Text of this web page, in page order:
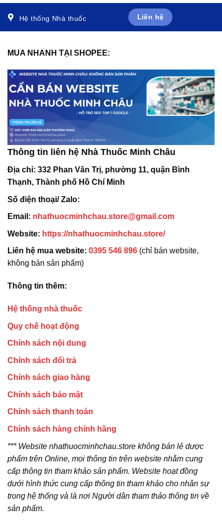
Hệ thống Nhà thuốc Liên hệ
MUA NHANH TẠI SHOPEE:
Thông tin liên hệ Nhà Thuốc Minh Châu
Địa chỉ: 332 Phan Văn Trị, phường 11, quận Bình
Thạnh, Thành phố Hồ Chí Minh
Số điện thoại/ Zalo:
Email: nhathuocminhchau.store@gmail.com
Website: https://nhathuocminhchau.store/
Liên hệ mua website: 0395 546 896 (chỉ bán website,
không bán sản phẩm)
Thông tin thêm:
Hệ thống nhà thuốc
Quy chế hoạt động
Chính sách nội dung
Chính sách đổi trả
Chính sách giao hàng
Chính sách bảo mật
Chính sách thanh toán
Chính sách hàng chính hãng
*** Website nhathuocminhchau.store không bán lẻ dược
phẩm trên Online, mọi thông tin trên website nhằm cung
cấp thông tin tham khảo sản phẩm. Website hoạt đồng
dưới hình thức cung cấp thông tin tham khảo cho nhân sự
trong hệ thống và là nơi Người dân tham thảo thông tin về
sản phẩm.